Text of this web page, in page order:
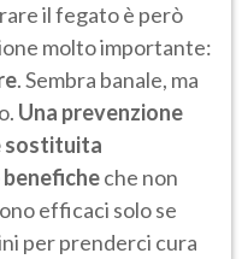
il fegato è però
molto importante:
. Sembra banale, ma
Una prevenzione
sostituita
che non
efficaci solo se
per prenderci cura